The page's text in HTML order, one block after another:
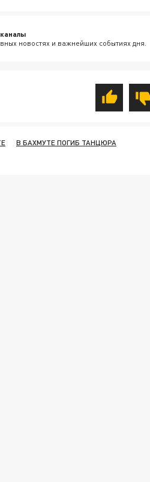
новостях и важнейших событиях дня.
В БАХМУТЕ ПОГИБ ТАНЦЮРА